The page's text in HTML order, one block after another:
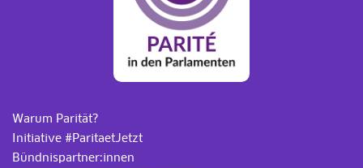
Warum Parität?
Initiative #ParitaetJetzt
Bündnispartner:innen